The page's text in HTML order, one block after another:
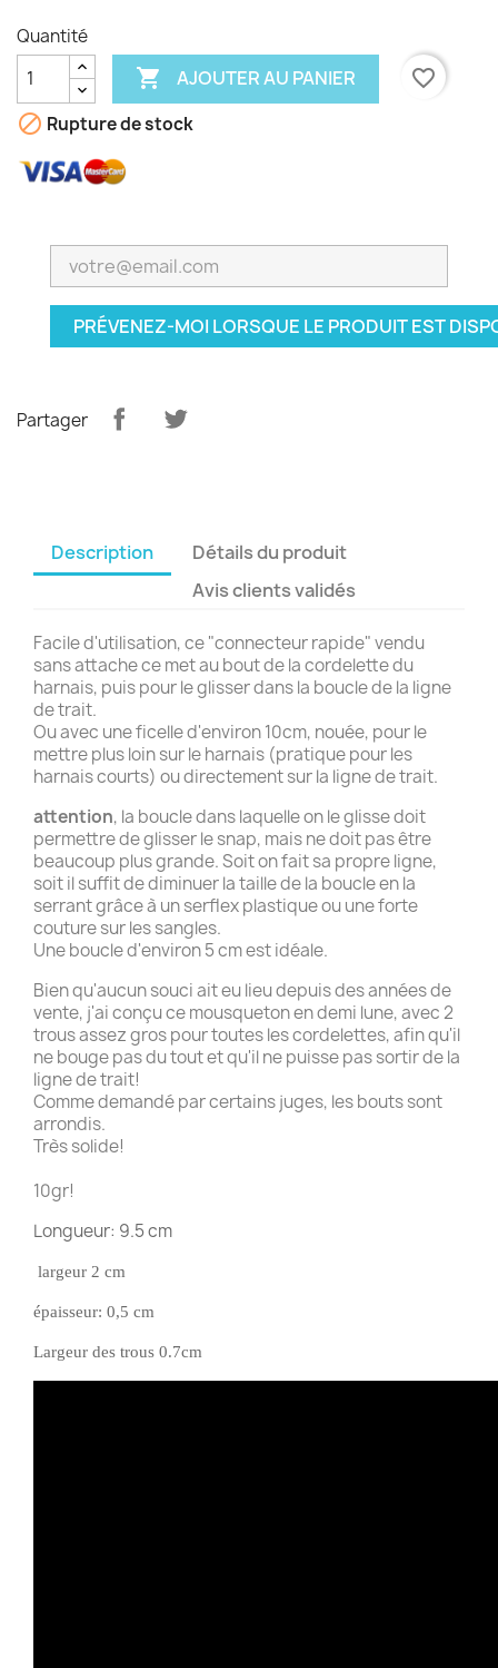
Quantité
 AJOUTER AU PANIER
favorite_border
 Rupture de stock
PRÉVENEZ-MOI LORSQUE LE PRODUIT EST
Partager
Description
Détails du produit
Avis clients validés
Facile d'utilisation, ce "connecteur rapide" vendu
sans attache ce met au bout de la cordelette du
harnais, puis pour le glisser dans la boucle de la ligne
de trait.
Ou avec une ficelle d'environ 10cm, nouée, pour le
mettre plus loin sur le harnais (pratique pour les
harnais courts) ou directement sur la ligne de trait.
attention, la boucle dans laquelle on le glisse doit
permettre de glisser le snap, mais ne doit pas être
beaucoup plus grande. Soit on fait sa propre ligne,
soit il suffit de diminuer la taille de la boucle en la
serrant grâce à un serflex plastique ou une forte
couture sur les sangles.
Une boucle d'environ 5 cm est idéale.
Bien qu'aucun souci ait eu lieu depuis des années de
vente, j'ai conçu ce mousqueton en demi lune, avec 2
trous assez gros pour toutes les cordelettes, afin qu'il
ne bouge pas du tout et qu'il ne puisse pas sortir de la
ligne de trait!
Comme demandé par certains juges, les bouts sont
arrondis.
Très solide!
10gr!
Longueur: 9.5 cm
largeur 2 cm
épaisseur: 0,5 cm
Largeur des trous 0.7cm